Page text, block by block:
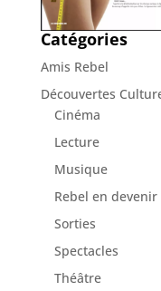
Catégories
Amis Rebel
Découvertes
Cinéma
Lecture
Musique
Rebel en devenir
Sorties
Spectacles
Théâtre